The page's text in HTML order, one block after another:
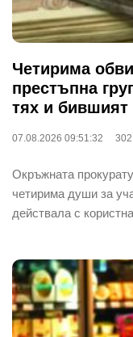
Четирима
престъпна
тях и бившият
07.08.2026 09:51:32 302
Окръжната
четирима души за
действала с